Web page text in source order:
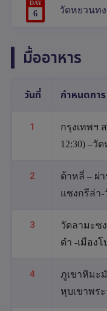
DAY
6 วัดหยวนทง
มื้ออาหาร
วันที่ กำหนดการ
1
กรุงเทพฯ
12:30) –วั
2
ต้าหลี่ – ผ่
แชงกรีล่า
3
วัดลามะซ
ดำ -เมือง
4
ภูเขาหิมะ
หุบเขาพร